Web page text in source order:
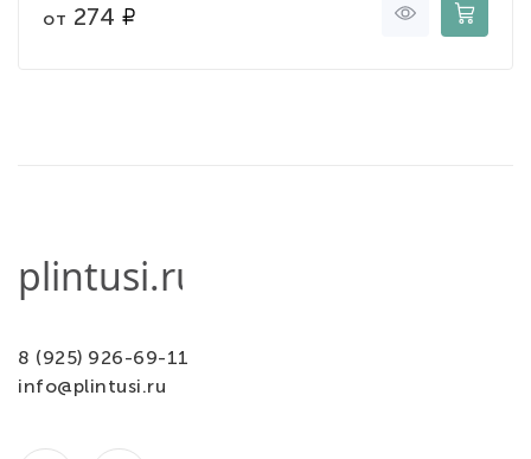
от 274
8 (925) 926-69-11
info@plintusi.ru